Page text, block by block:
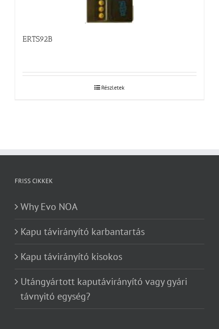
ERTS92B
Részletek
FRISS CIKKEK
Why Evo NOA
Kapu távirányító karbantartás
Kapu távirányító kisokos
Utángyártott kaputávirányító vagy gyári
távnyitó egység?